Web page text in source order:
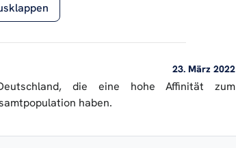
23. März 2022
die eine hohe Affinität zum
haben.